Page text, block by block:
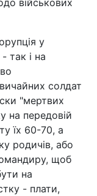
військових
у
так і на
солдат
"мертвих
на передовій
їх 60-70, а
родичів, або
щоб
на
- плати,